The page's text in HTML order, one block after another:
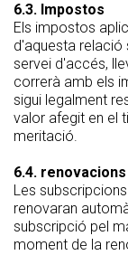
6.3. Impostos
Els impostos
d'aquesta relació
servei d'accés,
correrà amb els
sigui legalment
valor afegit en el
meritació.
6.4. renovacions
Les
renovaran
subscripció pel
moment de la